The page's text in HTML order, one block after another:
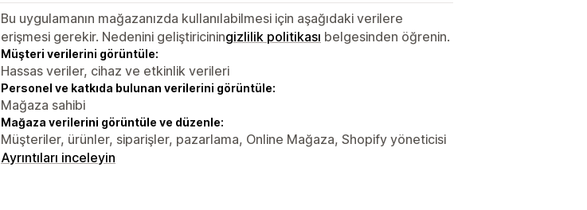
Bu uygulamanın mağazanızda kullanılabilmesi için aşağıdaki verilere
erişmesi gerekir. Nedenini geliştiriciningizlilik politikası belgesinden öğrenin.
Müşteri verilerini görüntüle:
Hassas veriler, cihaz ve etkinlik verileri
Personel ve katkıda bulunan verilerini görüntüle:
Mağaza sahibi
Mağaza verilerini görüntüle ve düzenle:
Müşteriler, ürünler, siparişler, pazarlama, Online Mağaza, Shopify yöneticisi
Ayrıntıları inceleyin